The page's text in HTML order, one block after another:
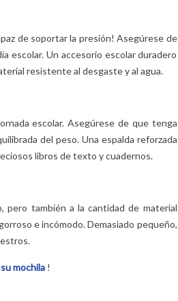
de soportar la presión! Asegúrese de
escolar. Un accesorio escolar duradero
resistente al desgaste y al agua.
escolar. Asegúrese de que tenga
del peso. Una espalda reforzada
libros de texto y cuadernos.
pero también a la cantidad de material
e incómodo. Demasiado pequeño,
mochila!